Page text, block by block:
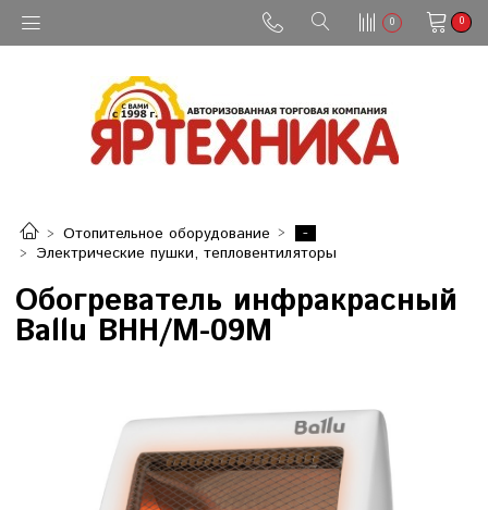
0 0
Отопительное оборудование
-
Электрические пушки, тепловентиляторы
Обогреватель инфракрасный
Ballu BHH/M-09M